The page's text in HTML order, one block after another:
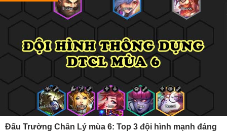
Đấu Trường Chân Lý mùa 6: Top 3 đội hình mạnh đáng